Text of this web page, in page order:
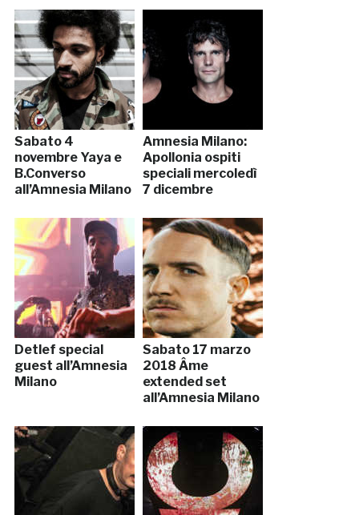
Sabato 4
novembre Yaya e
B.Converso
all’Amnesia Milano
Amnesia Milano:
Apollonia ospiti
speciali mercoledì
7 dicembre
Detlef special
guest all’Amnesia
Milano
Sabato 17 marzo
2018 Âme
extended set
all’Amnesia Milano